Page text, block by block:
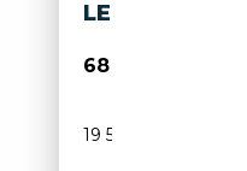
LED RFK
68 700€
19 500 km